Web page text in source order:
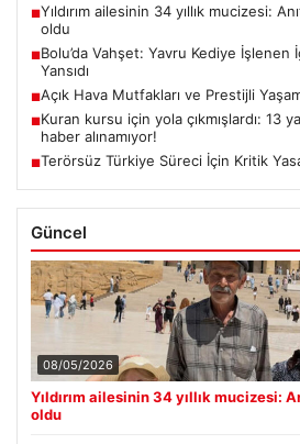
■Yıldırım ailesinin 34 yıllık mucizesi:
oldu
■Bolu’da Vahşet: Yavru Kediye İşlenen
Yansıdı
■Açık Hava Mutfakları ve Prestijli
■Kuran kursu için yola çıkmışlardı: 13
haber alınamıyor!
■Terörsüz Türkiye Süreci İçin Kritik
Güncel
08/05/2026
Yıldırım ailesinin 34 yıllık mucizesi:
oldu